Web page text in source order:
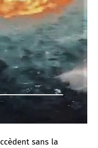
sans la